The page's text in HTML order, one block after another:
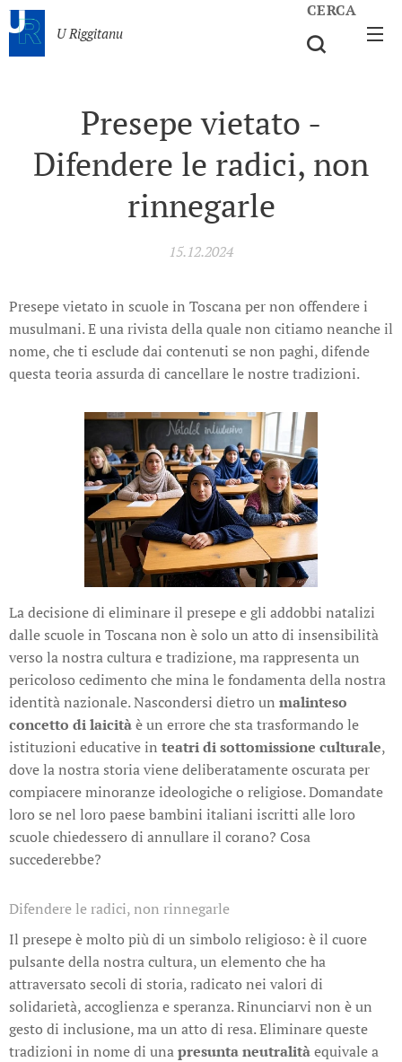
U Riggitanu
CERCA
Presepe vietato -
Difendere le radici, non
rinnegarle
15.12.2024
Presepe vietato in scuole in Toscana per non offendere i
musulmani. E una rivista della quale non citiamo neanche il
nome, che ti esclude dai contenuti se non paghi, difende
questa teoria assurda di cancellare le nostre tradizioni.
La decisione di eliminare il presepe e gli addobbi natalizi
dalle scuole in Toscana non è solo un atto di insensibilità
verso la nostra cultura e tradizione, ma rappresenta un
pericoloso cedimento che mina le fondamenta della nostra
identità nazionale. Nascondersi dietro un malinteso
concetto di laicitàè un errore che sta trasformando le
istituzioni educative in teatri di sottomissione culturale,
dove la nostra storia viene deliberatamente oscurata per
compiacere minoranze ideologiche o religiose. Domandate
loro se nel loro paese bambini italiani iscritti alle loro
scuole chiedessero di annullare il corano? Cosa
succederebbe?
Difendere le radici, non rinnegarle
Il presepe è molto più di un simbolo religioso: è il cuore
pulsante della nostra cultura, un elemento che ha
attraversato secoli di storia, radicato nei valori di
solidarietà, accoglienza e speranza. Rinunciarvi non è un
gesto di inclusione, ma un atto di resa. Eliminare queste
tradizioni in nome di unapresunta neutralitàequivale a